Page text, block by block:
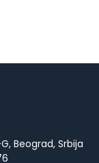
Beograd, Srbija